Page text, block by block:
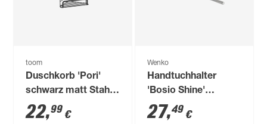
toom
Duschkorb 'Pori'
schwarz matt Stahl
26 x 32,6 x 16,6 cm
22,99 €
Wenko
Handtuchhalter
'Bosio Shine'
Edelstahl rostfrei
27,49 €